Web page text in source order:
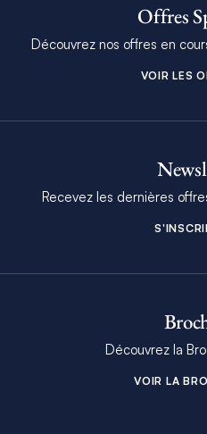
Offres
Découvrez nos offres en
VOIR LES
Recevez les dernières
Découvrez la
VOIR LA